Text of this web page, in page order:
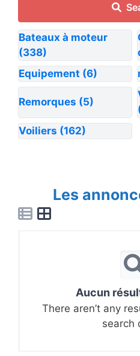
Bateaux à moteur
(338)
Equipement (6)
Remorques (5)
Voiliers (162)
Les
Aucun
There aren’t any
search